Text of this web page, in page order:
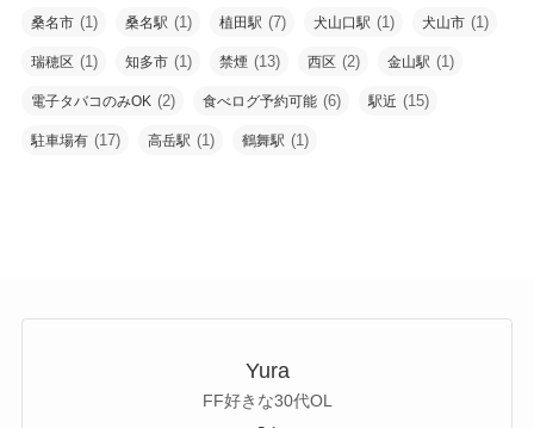
桑名市 (1) 桑名駅 (1) 植田駅 (7) 犬山口駅 (1) 犬山市 (1)
瑞穂区 (1) 知多市 (1) 禁煙 (13) 西区 (2) 金山駅 (1)
電子タバコのみOK (2) 食べログ予約可能 (6) 駅近 (15)
駐車場有 (17) 高岳駅 (1) 鶴舞駅 (1)
Yura
FF好きな30代OL